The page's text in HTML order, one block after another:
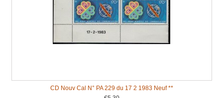
CD Nouv Cal N° PA 229 du 17 2 1983 Neuf **